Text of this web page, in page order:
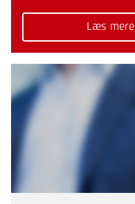
Læs mere